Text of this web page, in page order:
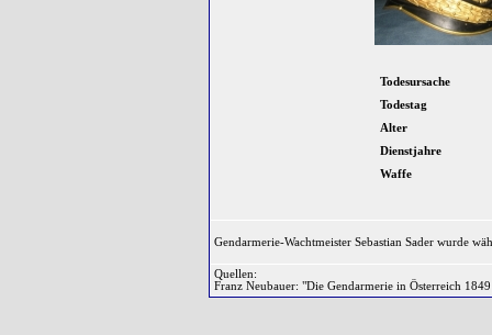
Todesursache
Todestag
Alter
Dienstjahre
Waffe
Gendarmerie-Wachtmeister Sebastian Sader wurde
Quellen:
Franz Neubauer: "Die Gendarmerie in Österreich